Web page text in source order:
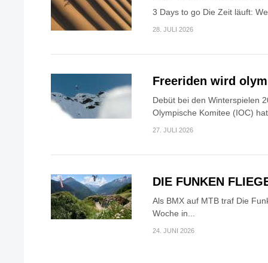
3 Days to go Die Zeit läuft:
28. JULI 2026
Freeriden wird
Debüt bei den Winterspielen
Olympische Komitee (IOC)
27. JULI 2026
DIE FUNKEN
Als BMX auf MTB traf Die
Woche in...
24. JUNI 2026